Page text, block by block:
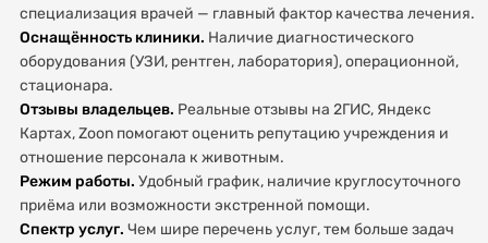
специализация врачей — главный фактор качества лечения.
Оснащённость клиники. Наличие диагностического
оборудования (УЗИ, рентген, лаборатория), операционной,
стационара.
Отзывы владельцев. Реальные отзывы на 2ГИС, Яндекс
Картах, Zoon помогают оценить репутацию учреждения и
отношение персонала к животным.
Режим работы. Удобный график, наличие круглосуточного
приёма или возможности экстренной помощи.
Спектр услуг. Чем шире перечень услуг, тем больше задач